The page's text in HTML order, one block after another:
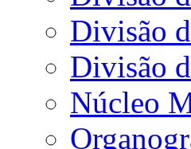
Divisão
Divisão
Núcleo